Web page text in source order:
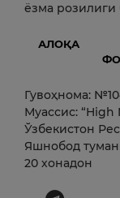
ёзма
АЛОҚА
Гувоҳнома:
Муассис:
Ўзбекистон
Яшнобод
20 хонадон